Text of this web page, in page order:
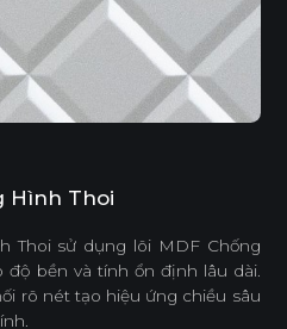
Hình Thoi
Thoi sử dụng lõi MDF Chống
độ bền và tính ổn định lâu dài.
rõ nét tạo hiệu ứng chiều sâu